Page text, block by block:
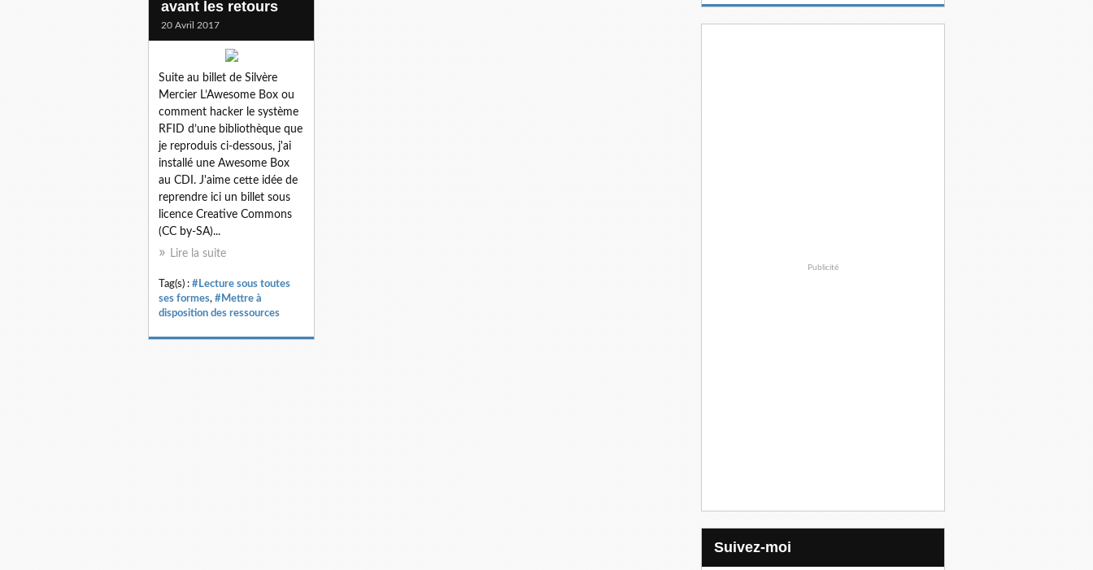
avant les retours
20 Avril 2017
Suite au billet de Silvère
Mercier L’Awesome Box ou
comment hacker le système
RFID d’une bibliothèque que
je reproduis ci-dessous, j'ai
installé une Awesome Box
au CDI. J'aime cette idée de
reprendre ici un billet sous
licence Creative Commons
(CC by-SA)...
Lire la suite
Tag(s) : #Lecture sous toutes
ses formes, #Mettre à
disposition des ressources
Publicité
Suivez-moi